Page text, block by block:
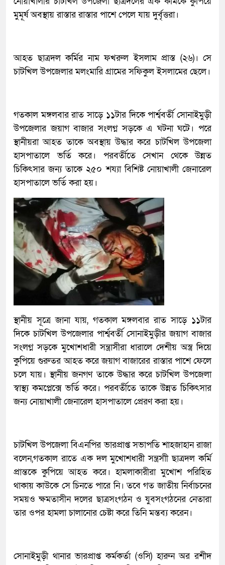
মুমূর্ষ অবস্থায় রাস্তার রাস্তার পাশে পেলে যায় দুর্বৃত্তরা।
আহত ছাত্রদল কর্মির নাম ফখরুল ইসলাম প্রাস্ত (২৬)। সে
চাটখিল উপজেলার মলংমারি গ্রামের সফিকুল ইসলামের ছেলে।
গতকাল মঙ্গলবার রাত সাড়ে ১১টার দিকে পার্শ্ববর্তী সোনাইমুড়ী
উপজেলার জয়াগ বাজার সংলগ্ন সড়কে এ ঘটনা ঘটে। পরে
স্থানীয়রা আহত তাকে অবস্থায় উদ্ধার করে চাটখিল উপজেলা
হাসপাতালে ভর্তি করে। পরবর্তীতে সেখান থেকে উন্নত
চিকিৎসার জন্য তাকে ২৫০ শয্যা বিশিষ্ট নোয়াখালী জেনারেল
হাসপাতালে ভর্তি করা হয়।
স্থানীয় সূত্রে জানা যায়, গতকাল মঙ্গলবার রাত সাড়ে ১১টার
দিকে চাটখিল উপজেলার পার্শ্ববর্তী সোনাইমুড়ীর জয়াগ বাজার
সংলগ্ন সড়কে মুখোশধারী সন্ত্রাসীরা ধারালে দেশীয় অস্ত্র দিয়ে
কুপিয়ে গুরুতর আহত করে জয়াগ বাজারের রাস্তার পাশে ফেলে
চলে যায়। স্থানীয় জনগণ তাকে উদ্ধার করে চাটখিল উপজেলা
স্বাস্থ্য কমপ্লেক্সে ভর্তি করে। পরবর্তীতে তাকে উন্নত চিকিৎসার
জন্য নোয়াখালী জেনারেল হাসপাতালে প্রেরণ করা হয়।
চাটখিল উপজেলা বিএনপির ভারপ্রাপ্ত সভাপতি শাহজাহান রাজা
বলেন,গতকাল রাতে এক দল মুখোশধারী সন্ত্রসাী ছাত্রদল কর্মি
প্রান্তকে কুপিয়ে আহত করে। হামলাকারীরা মুখোশ পরিহিত
থাকায় কাউকে সে চিনতে পারে নি। তবে গত জাতীয় নির্বাচনের
সময়ও ক্ষমতাসীন দলের ছাত্রসংগঠন ও যুবসংগঠনের নেতারা
তার ওপর হামলা চালানোর চেষ্টা করে তিনি মন্তব্য করেন।
সোনাইমুড়ী থানার ভারপ্রাপ্ত কর্মকর্তা (ওসি) হারুন অর রশীদ